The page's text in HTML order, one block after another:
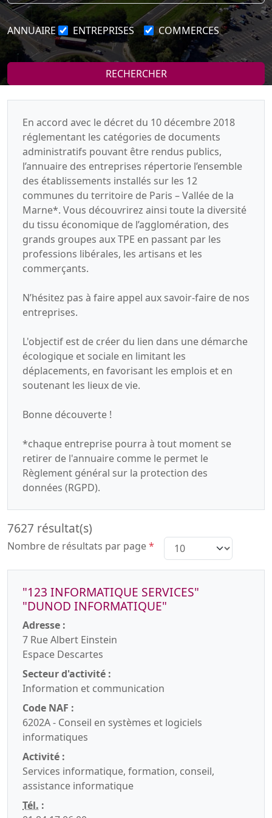
ANNUAIRE ENTREPRISES COMMERCES
RECHERCHER
En accord avec le décret du 10 décembre 2018
réglementant les catégories de documents
administratifs pouvant être rendus publics,
l’annuaire des entreprises répertorie l’ensemble
des établissements installés sur les 12
communes du territoire de Paris – Vallée de la
Marne*. Vous découvrirez ainsi toute la diversité
du tissu économique de l’agglomération, des
grands groupes aux TPE en passant par les
professions libérales, les artisans et les
commerçants.
N’hésitez pas à faire appel aux savoir-faire de nos
entreprises.
L'objectif est de créer du lien dans une démarche
écologique et sociale en limitant les
déplacements, en favorisant les emplois et en
soutenant les lieux de vie.
Bonne découverte !
*chaque entreprise pourra à tout moment se
retirer de l'annuaire comme le permet le
Règlement général sur la protection des
données (RGPD).
7627 résultat(s)
Nombre de résultats par page*
"123 INFORMATIQUE SERVICES"
"DUNOD INFORMATIQUE"
Adresse :
7 Rue Albert Einstein
Espace Descartes
Secteur d'activité :
Information et communication
Code NAF :
6202A - Conseil en systèmes et logiciels
informatiques
Activité :
Services informatique, formation, conseil,
assistance informatique
Tél. :